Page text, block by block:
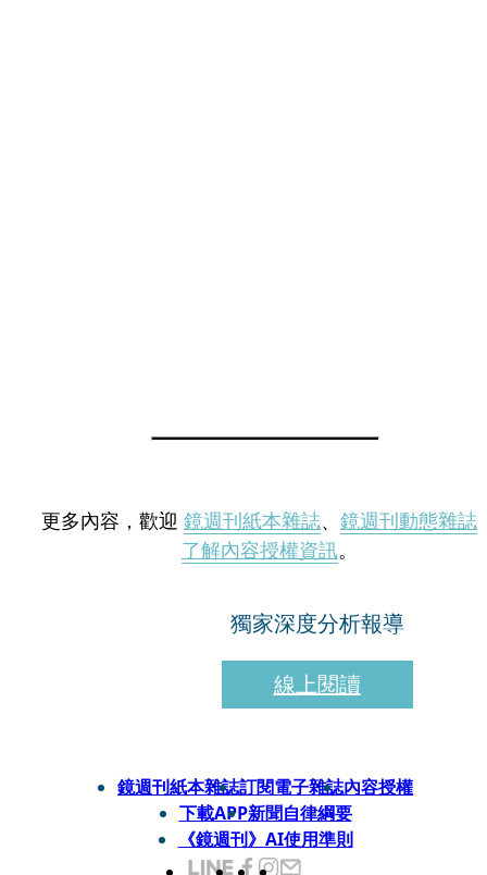
更多內容，歡迎 鏡週刊紙本雜誌、 鏡週刊動態雜誌
了解內容授權資訊。
獨家深度分析報導
線上閱讀
鏡週刊紙本雜誌訂閱電子雜誌內容授權
下載APP新聞自律綱要
《鏡週刊》AI使用準則